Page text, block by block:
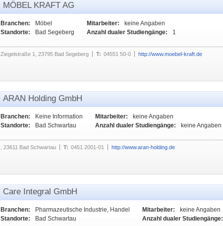
MÖBEL KRAFT AG
Branchen:
Möbel
Standorte:
Bad Segeberg
Mitarbeiter:
keine Angaben
Anzahl dualer Studiengänge:
1
Ziegelstraße 1, 23795 Bad Segeberg T: 04551 50-0 http://www.moebel-kraft.de
ARAN Holding GmbH
Branchen:
Keine Information
Standorte:
Bad Schwartau
Mitarbeiter:
keine Angaben
Anzahl dualer Studiengänge:
keine Angaben
, 23611 Bad Schwartau T: 0451 2001-01 http://www.aran-holding.de
Care Integral GmbH
Branchen:
Pharmazeutische Industrie, Handel
Standorte:
Bad Schwartau
Mitarbeiter:
keine Angaben
Anzahl dualer Studiengänge: